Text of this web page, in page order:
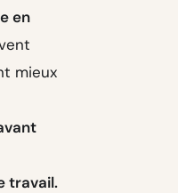
en
mieux
travail.